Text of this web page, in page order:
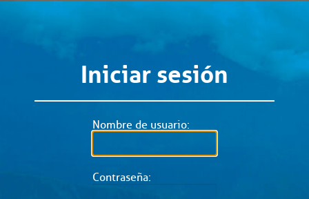
Iniciar sesión
Nombre de usuario:
Contraseña: